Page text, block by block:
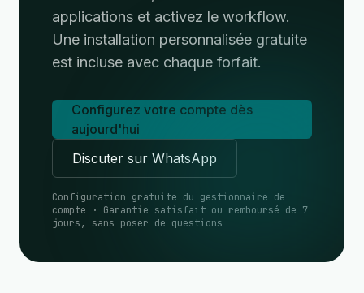
applications et activez le workflow.
Une installation personnalisée gratuite
est incluse avec chaque forfait.
Configurez votre compte dès
aujourd'hui
Discuter sur WhatsApp
Configuration gratuite du gestionnaire de
compte · Garantie satisfait ou remboursé de 7
jours, sans poser de questions